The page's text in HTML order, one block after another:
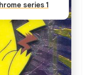
series 1